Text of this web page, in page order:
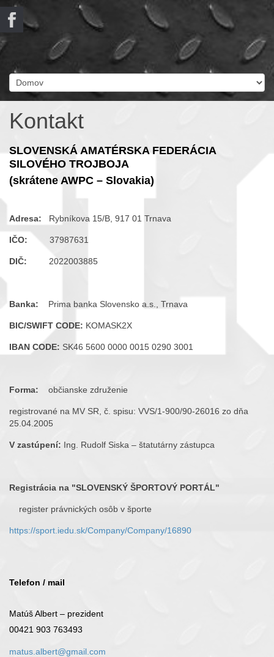
Kontakt
SLOVENSKÁ AMATÉRSKA FEDERÁCIA
SILOVÉHO TROJBOJA
(skrátene AWPC – Slovakia)
Adresa: Rybníkova 15/B, 917 01 Trnava
IČO: 37987631
DIČ: 2022003885
Banka: Prima banka Slovensko a.s., Trnava
BIC/SWIFT CODE: KOMASK2X
IBAN CODE: SK46 5600 0000 0015 0290 3001
Forma: občianske združenie
registrované na MV SR, č. spisu: VVS/1-900/90-26016 zo dňa
25.04.2005
V zastúpení: Ing. Rudolf Siska – štatutárny zástupca
Registrácia na "SLOVENSKÝ ŠPORTOVÝ PORTÁL"
register právnických osôb v športe
https://sport.iedu.sk/Company/Company/16890
Telefon / mail
Matúš Albert – prezident
00421 903 763493
matus.albert@gmail.com